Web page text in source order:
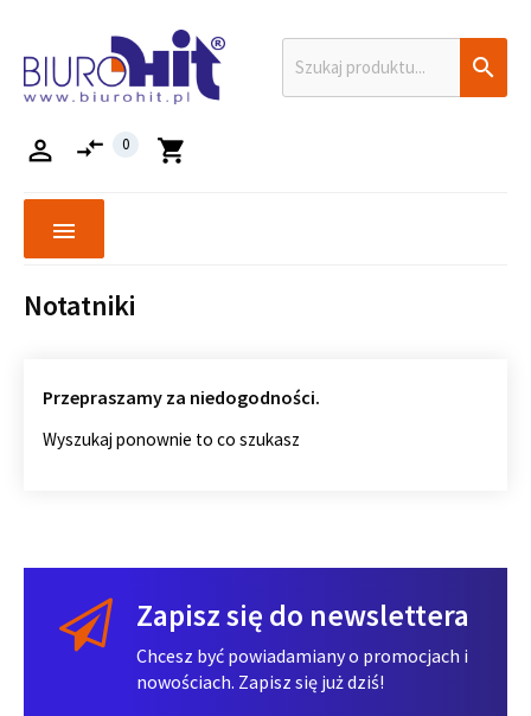

shopping_cart
compare_arrows 0

menu
Notatniki
Przepraszamy za niedogodności.
Wyszukaj ponownie to co szukasz
Zapisz się do newslettera
Chcesz być powiadamiany o promocjach i
nowościach. Zapisz się już dziś!